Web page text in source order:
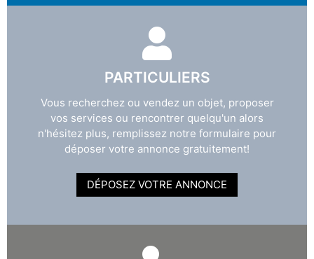
PARTICULIERS
Vous recherchez ou vendez un objet, proposer
vos services ou rencontrer quelqu'un alors
n'hésitez plus, remplissez notre formulaire pour
déposer votre annonce gratuitement!
DÉPOSEZ VOTRE ANNONCE